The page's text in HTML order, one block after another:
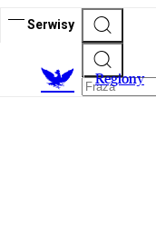
Serwisy
Regiony